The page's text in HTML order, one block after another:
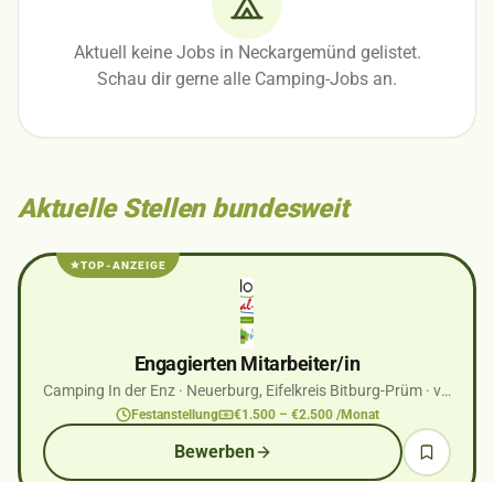
Aktuell keine Jobs in Neckargemünd gelistet.
Schau dir gerne alle Camping-Jobs an.
Aktuelle Stellen bundesweit
TOP-ANZEIGE
Engagierten Mitarbeiter/in
Camping In der Enz · Neuerburg, Eifelkreis Bitburg-Prüm · vor 1 Monaten
Festanstellung €1.500 – €2.500 /Monat
Bewerben